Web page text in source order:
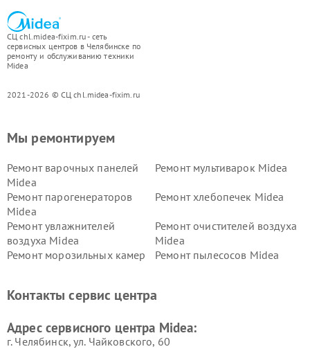
СЦ chl.midea-fixim.ru - сеть
сервисных центров в Челябинске по
ремонту и обслуживанию техники
Midea
2021-2026 © СЦ chl.midea-fixim.ru
Мы ремонтируем
Ремонт варочных панелей
Midea
Ремонт мультиварок Midea
Ремонт парогенераторов
Midea
Ремонт хлебопечек Midea
Ремонт увлажнителей
воздуха Midea
Ремонт очистителей воздуха
Midea
Ремонт морозильных камер
Ремонт пылесосов Midea
пылесосов Midea
Midea
Контакты сервис центра
Адрес сервисного центра Midea:
г. Челябинск, ул. Чайковского, 60